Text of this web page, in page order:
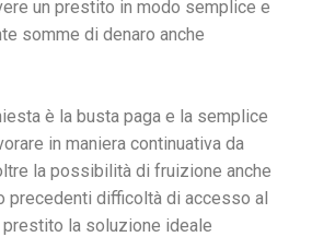
un prestito in modo semplice e
somme di denaro anche
è la busta paga e la semplice
in maniera continuativa da
la possibilità di fruizione anche
precedenti difficoltà di accesso al
la soluzione ideale